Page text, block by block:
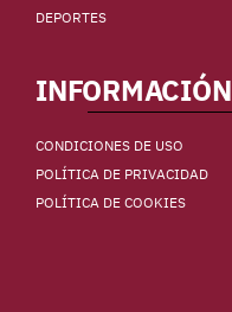
DEPORTES
INFORMACIÓN
CONDICIONES DE USO
POLÍTICA DE PRIVACIDAD
POLÍTICA DE COOKIES